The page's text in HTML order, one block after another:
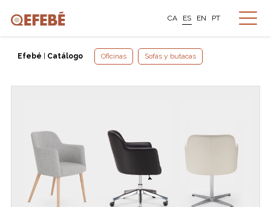
CA ES EN PT
Efebé Catálogo Oficinas Sofás y butacas